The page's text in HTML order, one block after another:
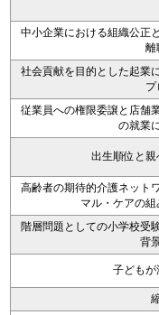
中小企業における組織公正
離
社会貢献を目的とした起業
プ
従業員への権限委譲と店舗
の就業
出生順位と
高齢者の期待的介護ネット
マル・ケアの
階層問題としての小学校受
背
子どもが